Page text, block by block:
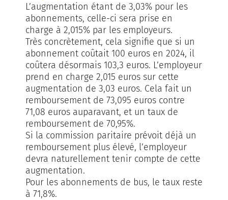
L’augmentation étant de 3,03% pour les
abonnements, celle-ci sera prise en
charge à 2,015% par les employeurs.
Très concrètement, cela signifie que si un
abonnement coûtait 100 euros en 2024, il
coûtera désormais 103,3 euros. L’employeur
prend en charge 2,015 euros sur cette
augmentation de 3,03 euros. Cela fait un
remboursement de 73,095 euros contre
71,08 euros auparavant, et un taux de
remboursement de 70,95%.
Si la commission paritaire prévoit déjà un
remboursement plus élevé, l’employeur
devra naturellement tenir compte de cette
augmentation.
Pour les abonnements de bus, le taux reste
à 71,8%.